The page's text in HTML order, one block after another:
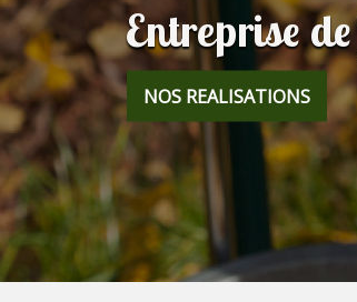
Entreprise
NOS REALISATIONS